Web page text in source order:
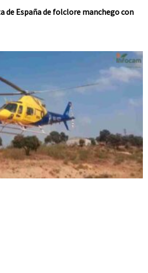
de España de folclore manchego con